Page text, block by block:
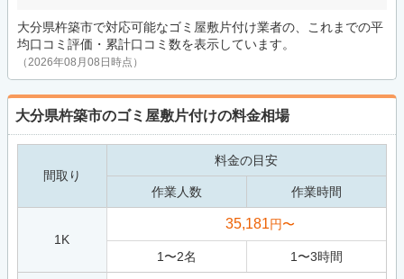
大分県杵築市で対応可能なゴミ屋敷片付け業者の、これまでの平
均口コミ評価・累計口コミ数を表示しています。
（2026年08月08日時点）
大分県杵築市のゴミ屋敷片付けの料金相場
間取り
料金の目安
作業人数 作業時間
1K
35,181円〜
1 〜2名 1 〜3時間